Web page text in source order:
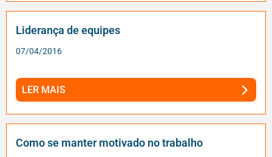
Liderança de equipes
07/04/2016
LER MAIS
Como se manter motivado no trabalho